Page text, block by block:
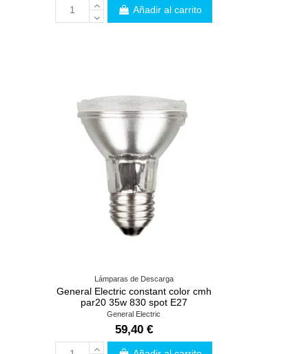
Añadir al carrito
Lámparas de Descarga
General Electric constant color cmh
par20 35w 830 spot E27
General Electric
59,40 €